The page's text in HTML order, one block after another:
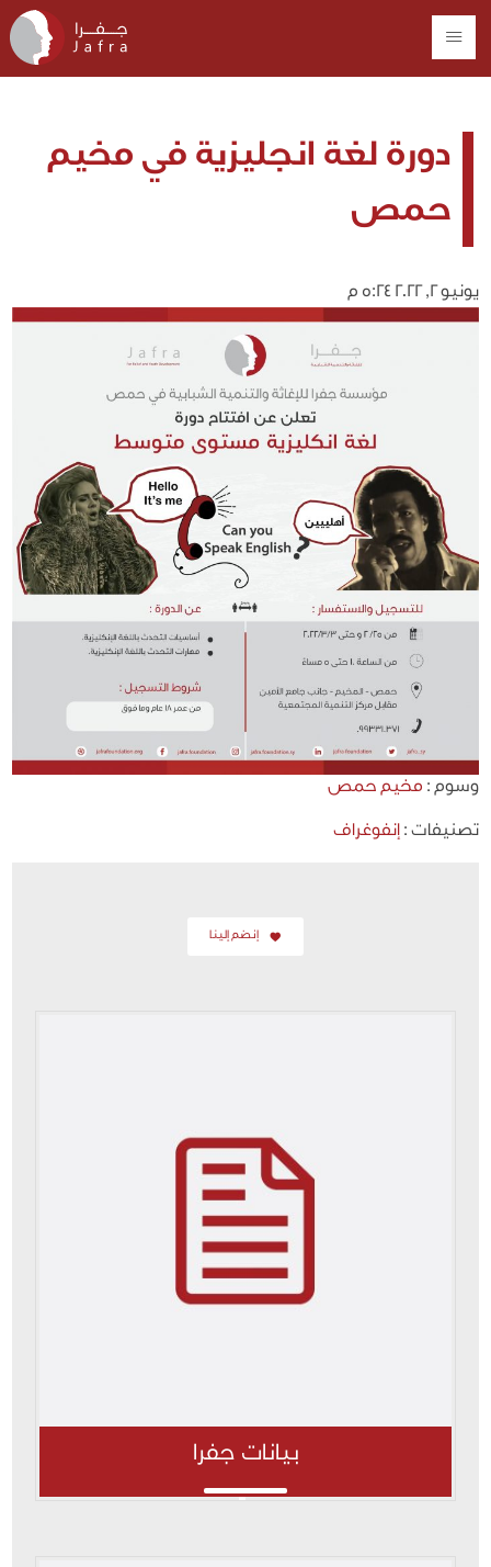
دورة لغة انجليزية في مخيم
حمص
يونيو 2, 2022 5:24 م
وسوم : مخيم حمص
تصنيفات :إنفوغراف
إنضم إلينا
بيانات جفرا